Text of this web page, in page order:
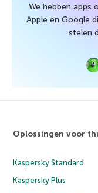
We hebben apps
Apple en Google
stelen
Oplossingen voor
Kaspersky Standard
Kaspersky Plus